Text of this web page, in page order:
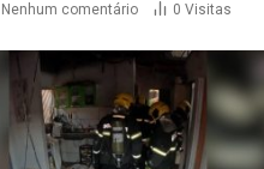
Nenhum comentário 0 Visitas